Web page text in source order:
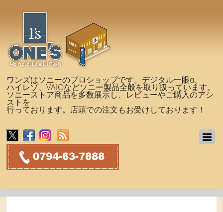
ワンズはソニーのプロショップです。デジタル一眼α、
ハイレゾ、VAIOなどソニー製品全般を取り扱っています。
ソニーストア商品を多数展示し、レビューやご購入のアシ
ストを
行っております。店頭での注文もお受けしております！